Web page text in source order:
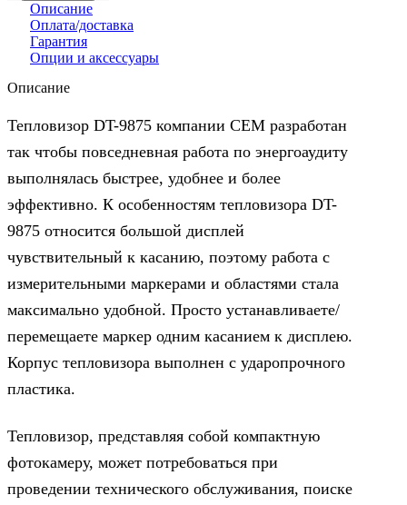
Описание
Оплата/доставка
Гарантия
Опции и аксессуары
Описание
Тепловизор DT-9875 компании CEM разработан
так чтобы повседневная работа по энергоаудиту
выполнялась быстрее, удобнее и более
эффективно. К особенностям тепловизора DT-
9875 относится большой дисплей
чувствительный к касанию, поэтому работа с
измерительными маркерами и областями стала
максимально удобной. Просто устанавливаете/
перемещаете маркер одним касанием к дисплею.
Корпус тепловизора выполнен с ударопрочного
пластика.
Тепловизор, представляя собой компактную
фотокамеру, может потребоваться при
проведении технического обслуживания, поиске